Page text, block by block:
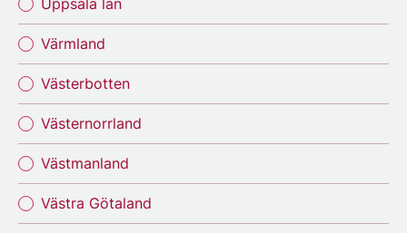
Uppsala län
Värmland
Västerbotten
Västernorrland
Västmanland
Västra Götaland